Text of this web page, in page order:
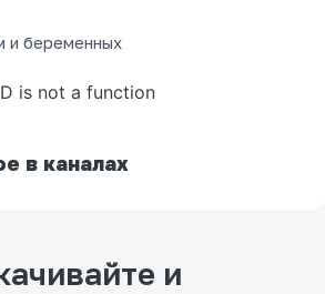
и беременных
is not a function
в каналах
и